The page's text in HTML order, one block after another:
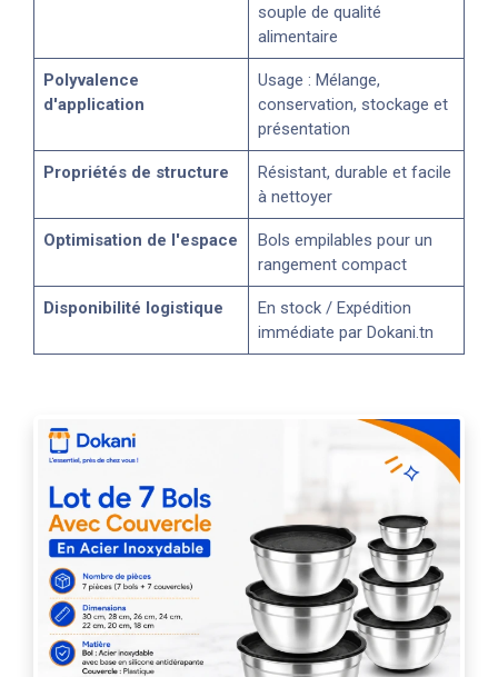
souple de qualité
alimentaire
Polyvalence
d'application
Usage : Mélange,
conservation, stockage et
présentation
Propriétés de structure
Résistant, durable et facile
à nettoyer
Optimisation de l'espace
Bols empilables pour un
rangement compact
Disponibilité logistique
En stock / Expédition
immédiate par Dokani.tn